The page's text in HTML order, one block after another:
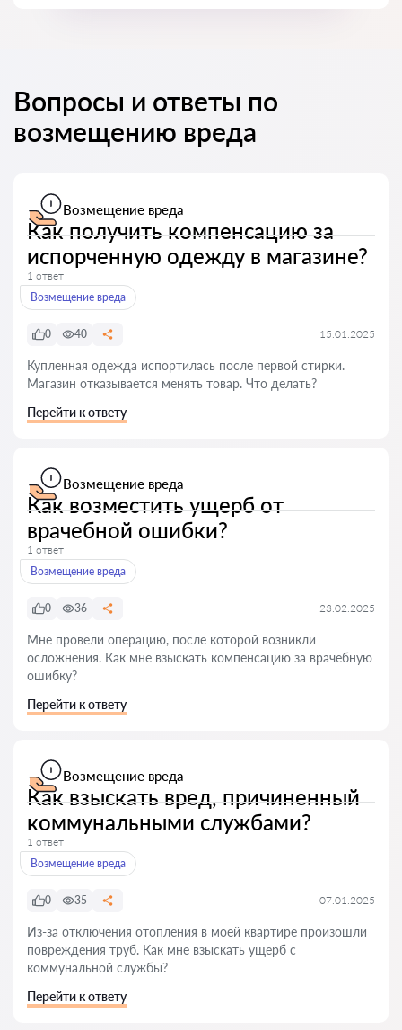
Вопросы и ответы по
возмещению вреда
Возмещение вреда
Как получить компенсацию за
испорченную одежду в магазине?
1 ответ
Возмещение вреда
0 40 15.01.2025
Купленная одежда испортилась после первой стирки.
Магазин отказывается менять товар. Что делать?
Перейти к ответу
Возмещение вреда
Как возместить ущерб от
врачебной ошибки?
1 ответ
Возмещение вреда
0 36 23.02.2025
Мне провели операцию, после которой возникли
осложнения. Как мне взыскать компенсацию за врачебную
ошибку?
Перейти к ответу
Возмещение вреда
Как взыскать вред, причиненный
коммунальными службами?
1 ответ
Возмещение вреда
0 35 07.01.2025
Из-за отключения отопления в моей квартире произошли
повреждения труб. Как мне взыскать ущерб с
коммунальной службы?
Перейти к ответу